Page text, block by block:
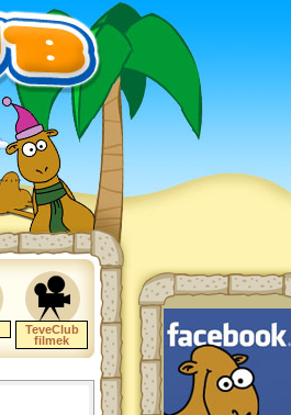
TeveClub
filmek